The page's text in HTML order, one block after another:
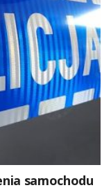
samochodu